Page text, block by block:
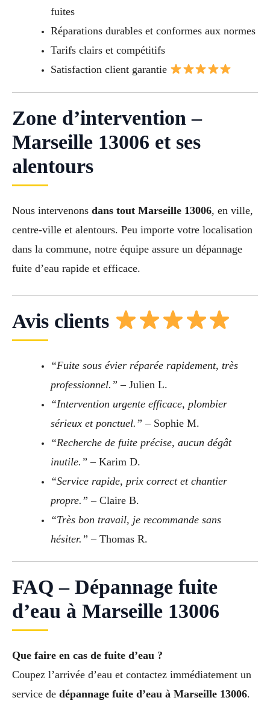
fuites
Réparations durables et conformes aux normes
Tarifs clairs et compétitifs
Satisfaction client garantie
Zone d’intervention –
Marseille 13006 et ses
alentours
Nous intervenons dans tout Marseille 13006, en ville,
centre-ville et alentours. Peu importe votre localisation
dans la commune, notre équipe assure un dépannage
fuite d’eau rapide et efficace.
Avis clients
“Fuite sous évier réparée rapidement, très
professionnel.” – Julien L.
“Intervention urgente efficace, plombier
sérieux et ponctuel.” – Sophie M.
“Recherche de fuite précise, aucun dégât
inutile.” – Karim D.
“Service rapide, prix correct et chantier
propre.” – Claire B.
“Très bon travail, je recommande sans
hésiter.” – Thomas R.
FAQ – Dépannage fuite
d’eau à Marseille 13006
Que faire en cas de fuite d’eau ?
Coupez l’arrivée d’eau et contactez immédiatement un
service de dépannage fuite d’eau à Marseille 13006.